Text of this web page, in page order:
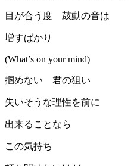
目が合う度 鼓動の音は
増すばかり
(What’s on your mind)
掴めない 君の狙い
失いそうな理性を前に
出来ることなら
この気持ち